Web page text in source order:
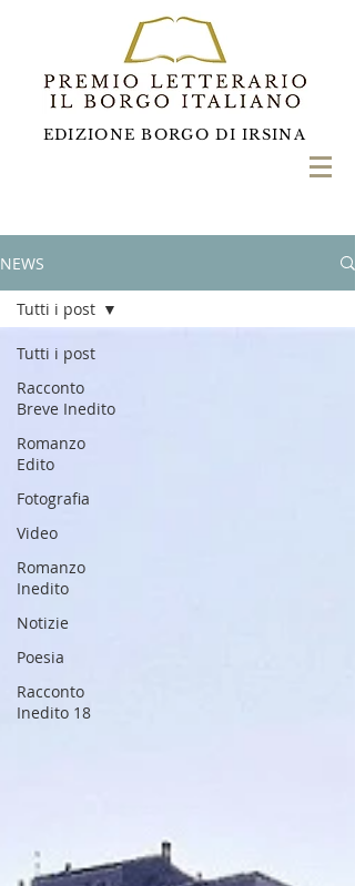
EDIZIONE BORGO DI IRSINA
NEWS
Tutti i post
Racconto
Breve Inedito
Romanzo
Edito
Fotografia
Video
Romanzo
Inedito
Notizie
Poesia
Racconto
Inedito 18
Tutti i post